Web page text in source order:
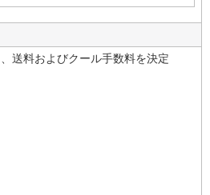
送料およびクール手数料を決定